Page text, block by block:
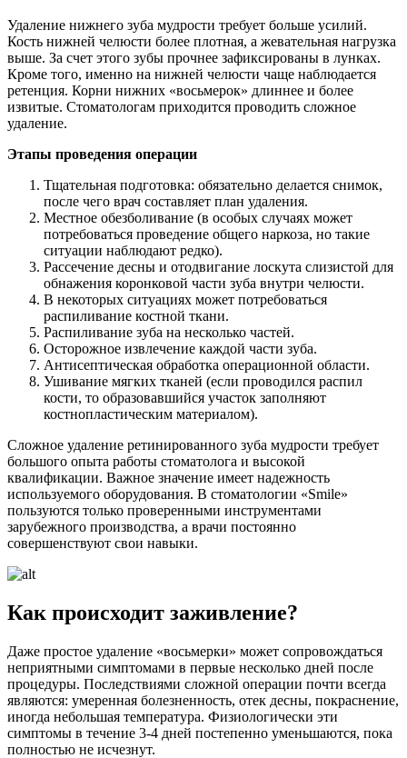
Удаление нижнего зуба мудрости требует больше усилий.
Кость нижней челюсти более плотная, а жевательная нагрузка
выше. За счет этого зубы прочнее зафиксированы в лунках.
Кроме того, именно на нижней челюсти чаще наблюдается
ретенция. Корни нижних «восьмерок» длиннее и более
извитые. Стоматологам приходится проводить сложное
удаление.
Этапы проведения операции
Тщательная подготовка: обязательно делается снимок,
после чего врач составляет план удаления.
Местное обезболивание (в особых случаях может
потребоваться проведение общего наркоза, но такие
ситуации наблюдают редко).
Рассечение десны и отодвигание лоскута слизистой для
обнажения коронковой части зуба внутри челюсти.
В некоторых ситуациях может потребоваться
распиливание костной ткани.
Распиливание зуба на несколько частей.
Осторожное извлечение каждой части зуба.
Антисептическая обработка операционной области.
Ушивание мягких тканей (если проводился распил
кости, то образовавшийся участок заполняют
костнопластическим материалом).
Сложное удаление ретинированного зуба мудрости требует
большого опыта работы стоматолога и высокой
квалификации. Важное значение имеет надежность
используемого оборудования. В стоматологии «Smile»
пользуются только проверенными инструментами
зарубежного производства, а врачи постоянно
совершенствуют свои навыки.
Как происходит заживление?
Даже простое удаление «восьмерки» может сопровождаться
неприятными симптомами в первые несколько дней после
процедуры. Последствиями сложной операции почти всегда
являются: умеренная болезненность, отек десны, покраснение,
иногда небольшая температура. Физиологически эти
симптомы в течение 3-4 дней постепенно уменьшаются, пока
полностью не исчезнут.